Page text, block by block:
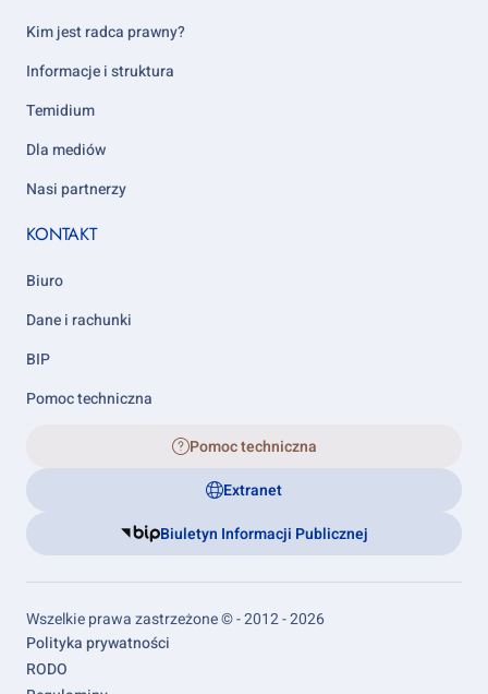
5
Kim jest radca prawny?
Informacje i struktura
Temidium
Dla mediów
Nasi partnerzy
KONTAKT
Biuro
Dane i rachunki
BIP
Pomoc techniczna
Pomoc techniczna
Extranet
Biuletyn Informacji Publicznej
Wszelkie prawa zastrzeżone © - 2012 - 2026
Footer
links
Polityka prywatności
RODO